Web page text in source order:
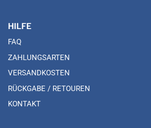
HILFE
FAQ
ZAHLUNGSARTEN
VERSANDKOSTEN
RÜCKGABE / RETOUREN
KONTAKT